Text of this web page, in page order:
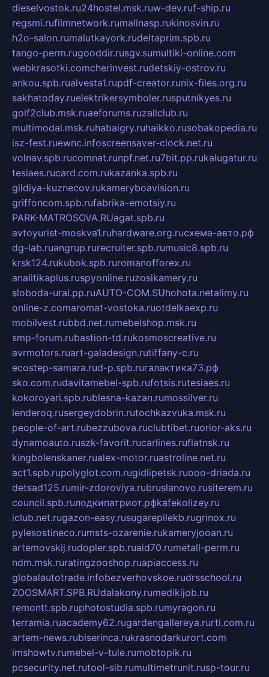
dieselvostok.ru24hostel.msk.ruw-dev.ruf-ship.ru
regsmi.rufilmnetwork.rumalinasp.rukinosvin.ru
h2o-salon.rumalutkayork.rudeltaprim.spb.ru
tango-perm.rugooddir.rusgv.sumultiki-online.com
webkrasotki.comcherinvest.rudetskiy-ostrov.ru
ankou.spb.rualvesta1.rupdf-creator.runix-files.org.ru
sakhatoday.ruelektrikersymboler.rusputnikyes.ru
golf2club.msk.ruaeforums.ruzallclub.ru
multimodal.msk.ruhabaigry.ruhaikko.rusobakopedia.ru
isz-fest.ruewnc.infoscreensaver-clock.net.ru
volnav.spb.rucomnat.runpf.net.ru7bit.pp.rukalugatur.ru
tesiaes.rucard.com.rukazanka.spb.ru
gildiya-kuznecov.rukameryboavision.ru
griffoncom.spb.rufabrika-emotsiy.ru
PARK-MATROSOVA.RUagat.spb.ru
avtoyurist-moskva1.ruhardware.org.ruсхема-авто.рф
dg-lab.ruangrup.rurecruiter.spb.rumusic8.spb.ru
krsk124.rukubok.spb.ruromanofforex.ru
analitikaplus.ruspyonline.ruzosikamery.ru
sloboda-ural.pp.ruAUTO-COM.SUhohota.netalimy.ru
online-z.comaromat-vostoka.ruotdelkaexp.ru
mobilvest.rubbd.net.rumebelshop.msk.ru
smp-forum.rubastion-td.rukosmoscreative.ru
avrmotors.ruart-galadesign.rutiffany-c.ru
ecostep-samara.rud-p.spb.ruгалактика73.рф
sko.com.rudavitamebel-spb.rufotsis.rutesiaes.ru
kokoroyari.spb.rublesna-kazan.rumossilver.ru
lenderoq.rusergeydobrin.rutochkazvuka.msk.ru
people-of-art.rubezzubova.ruclubtibet.ruorior-aks.ru
dynamoauto.ruszk-favorit.rucarlines.ruflatnsk.ru
kingbolenskaner.rualex-motor.ruastroline.net.ru
act1.spb.rupolyglot.com.rugidlipetsk.ruooo-driada.ru
detsad125.rumir-zdoroviya.rubruslanovo.rusiterem.ru
council.spb.ruлодкипатриот.рфkafekolizey.ru
iclub.net.rugazon-easy.rusugarepilekb.rugrinox.ru
pylesostineco.rumsts-ozarenie.rukameryjooan.ru
artemovskij.rudopler.spb.ruaid70.rumetall-perm.ru
ndm.msk.ruratingzooshop.ruapiaccess.ru
globalautotrade.infobezverhovskoe.rudrsschool.ru
ZOOSMART.SPB.RUdalakony.rumedikijob.ru
remontt.spb.ruphotostudia.spb.rumyragon.ru
terramia.ruacademy62.rugardengallereya.rurti.com.ru
artem-news.rubiserinca.rukrasnodarkurort.com
imshowtv.rumebel-v-tule.rumobtopik.ru
pcsecurity.net.rutool-sib.rumultimetrunit.rusp-tour.ru